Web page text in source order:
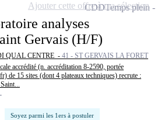
analyses
Gervais (H/F)
QUAL CENTRE - 41 - ST GERVAIS LA FORET
accrédité (n. accréditation 8-2590, portée
de 15 sites (dont 4 plateaux techniques) recrute :
Soyez parmi les 1ers à postuler
CDDTemps plein
Ajouter cette offre à ma sélection